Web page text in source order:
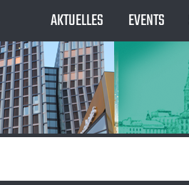
AKTUELLES EVENTS